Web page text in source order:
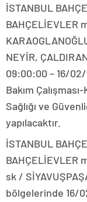
İSTANBUL
BAHÇELİEVLER
NEYİR,
09:00:00 – 16/
Bakım
Sağlığı ve
yapılacaktır.
İSTANBUL
BAHÇELİEVLER
sk /
bölgelerinde 16/